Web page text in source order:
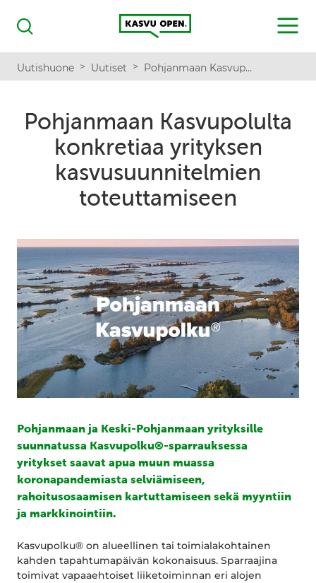
Haku
Kasvu Open
MENU
Uutishuone > Uutiset > Pohjanmaan Kasvupolulta konkretiaa yrityksen kasvusuunnitelmien toteuttamiseen
Pohjanmaan Kasvupolulta
konkretiaa yrityksen
kasvusuunnitelmien
toteuttamiseen
Pohjanmaan ja Keski-Pohjanmaan yrityksille
suunnatussa Kasvupolku®-sparrauksessa
yritykset saavat apua muun muassa
koronapandemiasta selviämiseen,
rahoitusosaamisen kartuttamiseen sekä myyntiin
ja markkinointiin.
Kasvupolku® on alueellinen tai toimialakohtainen
kahden tapahtumapäivän kokonaisuus. Sparraajina
toimivat vapaaehtoiset liiketoiminnan eri alojen